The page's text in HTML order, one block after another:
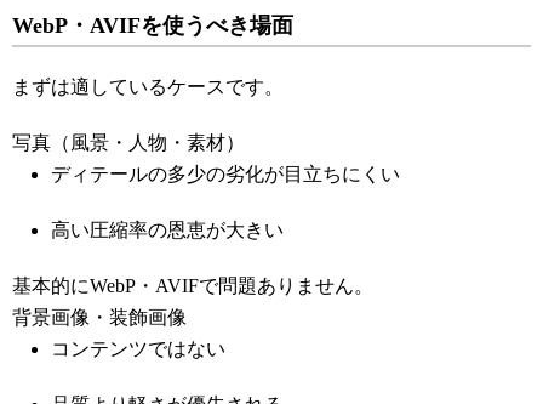
WebP・AVIFを使うべき場面
まずは適しているケースです。
写真（風景・人物・素材）
ディテールの多少の劣化が目立ちにくい
高い圧縮率の恩恵が大きい
基本的にWebP・AVIFで問題ありません。
背景画像・装飾画像
コンテンツではない